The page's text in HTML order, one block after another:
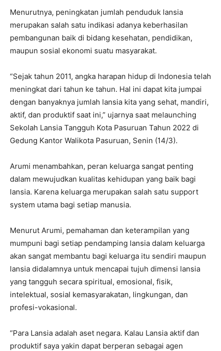
Menurutnya, peningkatan jumlah penduduk lansia
merupakan salah satu indikasi adanya keberhasilan
pembangunan baik di bidang kesehatan, pendidikan,
maupun sosial ekonomi suatu masyarakat.
“Sejak tahun 2011, angka harapan hidup di Indonesia telah
meningkat dari tahun ke tahun. Hal ini dapat kita jumpai
dengan banyaknya jumlah lansia kita yang sehat, mandiri,
aktif, dan produktif saat ini,” ujarnya saat melaunching
Sekolah Lansia Tangguh Kota Pasuruan Tahun 2022 di
Gedung Kantor Walikota Pasuruan, Senin (14/3).
Arumi menambahkan, peran keluarga sangat penting
dalam mewujudkan kualitas kehidupan yang baik bagi
lansia. Karena keluarga merupakan salah satu support
system utama bagi setiap manusia.
Menurut Arumi, pemahaman dan keterampilan yang
mumpuni bagi setiap pendamping lansia dalam keluarga
akan sangat membantu bagi keluarga itu sendiri maupun
lansia didalamnya untuk mencapai tujuh dimensi lansia
yang tangguh secara spiritual, emosional, fisik,
intelektual, sosial kemasyarakatan, lingkungan, dan
profesi-vokasional.
“Para Lansia adalah aset negara. Kalau Lansia aktif dan
produktif saya yakin dapat berperan sebagai agen